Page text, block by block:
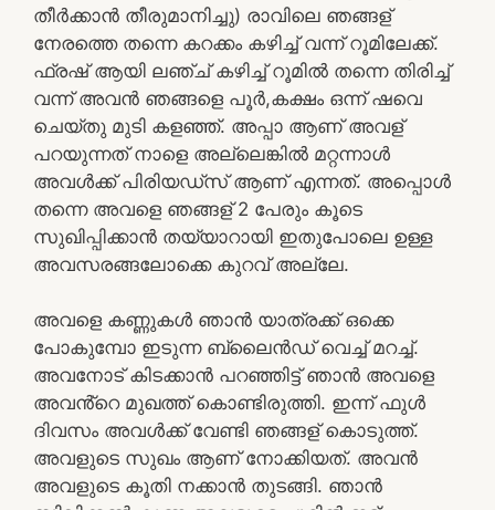
തീർക്കാൻ തീരുമാനിച്ചു) രാവിലെ ഞങ്ങള്
നേരത്തെ തന്നെ കറക്കം കഴിച്ച് വന്ന് റൂമിലേക്ക്.
ഫ്രഷ് ആയി ലഞ്ച് കഴിച്ച് റൂമിൽ തന്നെ തിരിച്ച്
വന്ന് അവൻ ഞങ്ങളെ പൂർ,കക്ഷം ഒന്ന് ഷവെ
ചെയ്തു മുടി കളഞ്ഞ്. അപ്പാ ആണ് അവള്
പറയുന്നത് നാളെ അല്ലെങ്കിൽ മറ്റന്നാൾ
അവൾക്ക് പിരിയഡ്സ് ആണ് എന്നത്. അപ്പൊൾ
തന്നെ അവളെ ഞങ്ങള് 2 പേരും കൂടെ
സുഖിപ്പിക്കാൻ തയ്യാറായി ഇതുപോലെ ഉള്ള
അവസരങ്ങലോക്കെ കുറവ് അല്ലേ.
അവളെ കണ്ണുകൾ ഞാൻ യാത്രക്ക് ഒക്കെ
പോകുമ്പോ ഇടുന്ന ബ്ലൈൻഡ് വെച്ച് മറച്ച്.
അവനോട് കിടക്കാൻ പറഞ്ഞിട്ട് ഞാൻ അവളെ
അവൻ്റെ മുഖത്ത് കൊണ്ടിരുത്തി. ഇന്ന് ഫുൾ
ദിവസം അവൾക്ക് വേണ്ടി ഞങ്ങള് കൊടുത്ത്.
അവളുടെ സുഖം ആണ് നോക്കിയത്. അവൻ
അവളുടെ കൂതി നക്കാൻ തുടങ്ങി. ഞാൻ